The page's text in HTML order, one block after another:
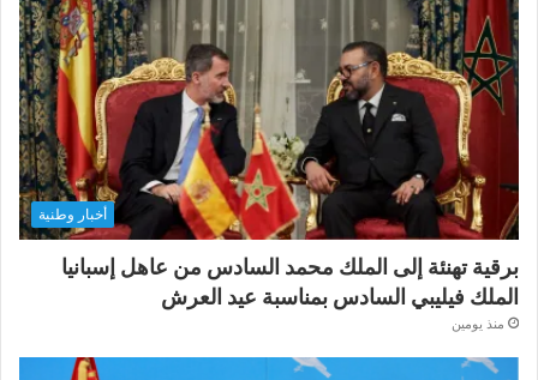
أخبار وطنية
برقية تهنئة إلى الملك محمد السادس من عاهل إسبانيا
الملك فيليبي السادس بمناسبة عيد العرش
منذ يومين